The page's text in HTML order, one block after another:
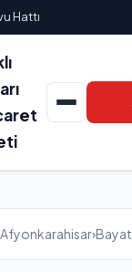
Hattı
Afyonkarahisar›Bayat